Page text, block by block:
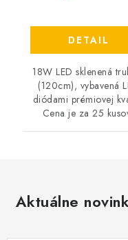
DETAIL
18W LED sklenená
(120cm), vybavená
diódami prémiovej
Cena je za 25
Aktuálne